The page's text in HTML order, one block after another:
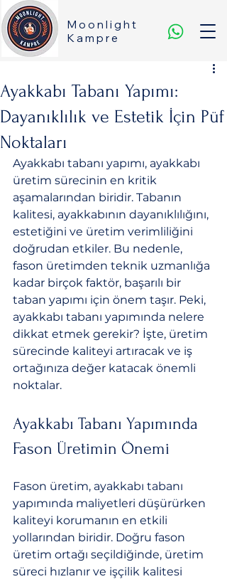
Moonlight
Kampre
Ayakkabı Tabanı Yapımı:
Dayanıklılık ve Estetik İçin Püf
Noktaları
Ayakkabı tabanı yapımı, ayakkabı
üretim sürecinin en kritik
aşamalarından biridir. Tabanın
kalitesi, ayakkabının dayanıklılığını,
estetiğini ve üretim verimliliğini
doğrudan etkiler. Bu nedenle,
fason üretimden teknik uzmanlığa
kadar birçok faktör, başarılı bir
taban yapımı için önem taşır. Peki,
ayakkabı tabanı yapımında nelere
dikkat etmek gerekir? İşte, üretim
sürecinde kaliteyi artıracak ve iş
ortağınıza değer katacak önemli
noktalar.
Ayakkabı Tabanı Yapımında
Fason Üretimin Önemi
Fason üretim, ayakkabı tabanı
yapımında maliyetleri düşürürken
kaliteyi korumanın en etkili
yollarından biridir. Doğru fason
üretim ortağı seçildiğinde, üretim
süreci hızlanır ve işçilik kalitesi